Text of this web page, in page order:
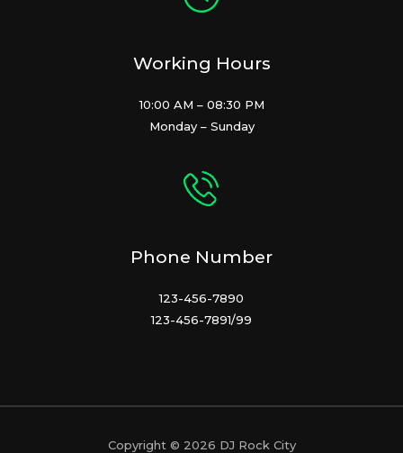
Working Hours
10:00 AM – 08:30 PM
Monday – Sunday
Phone Number
123-456-7890
123-456-7891/99
Copyright © 2026 DJ Rock City